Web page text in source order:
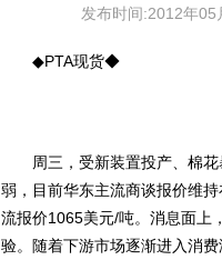
发布时间:2012年05
◆PTA现货◆
周三，受新装置投产、棉花
弱，目前华东主流商谈报价维
流报价1065美元/吨。消息面上
验。随着下游市场逐渐进入消费